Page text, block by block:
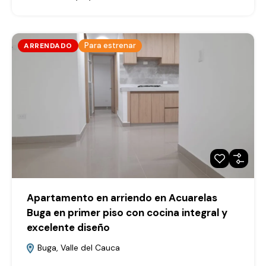
ARRENDADO Para estrenar
Apartamento en arriendo en Acuarelas
Buga en primer piso con cocina integral y
excelente diseño
Buga, Valle del Cauca